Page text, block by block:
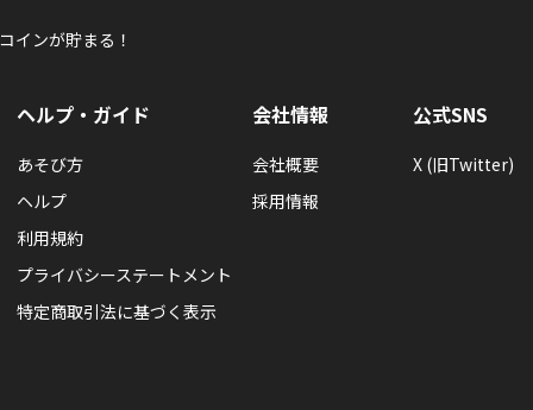
太史公
太史公さんが「かくりよの門50」バッジを手に入れた
インが貯まる！
ヘルプ・ガイド
あそび方
ヘルプ
利用規約
プライバシーステートメント
特定商取引法に基づく表示
会社情報
会社概要
採用情報
公式SNS
X (旧Twitter)